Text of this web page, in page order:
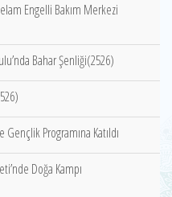
Engelli Bakım Merkezi
Bahar Şenliği(2526)
Programına Katıldı
Doğa Kampı